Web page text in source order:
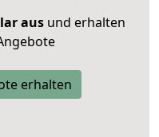
ausund erhalten
erhalten